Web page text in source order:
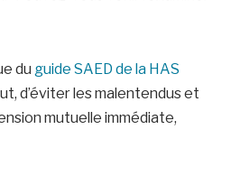
du guide SAED de la HAS
d’éviter les malentendus et
mutuelle immédiate,